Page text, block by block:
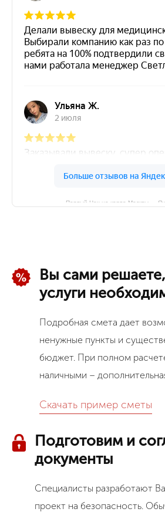
Первый Цех на карте Москвы —
Вы сами
услуги
Подробная смета дает
ненужные пункты и
бюджет. При полном
наличными –
Скачать пример сметы
Подготовим и
документы
Специалисты разработают
проект на безопасность.